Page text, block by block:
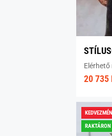
Elérhető
20 735
RAKTÁRON